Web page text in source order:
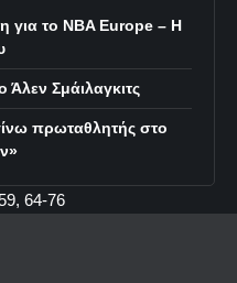
για το NBA Europe – Η
Σμάιλαγκιτς
πρωταθλητής στο
64-76